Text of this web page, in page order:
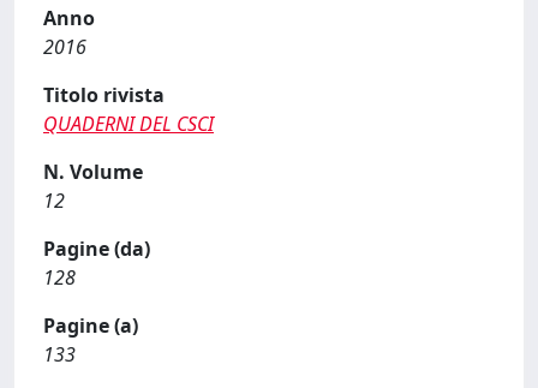
Anno
2016
Titolo rivista
QUADERNI DEL CSCI
N. Volume
12
Pagine (da)
128
Pagine (a)
133